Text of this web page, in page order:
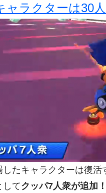
ラクターは30
たキャラクターは復活
してクッパ7人衆が追加！